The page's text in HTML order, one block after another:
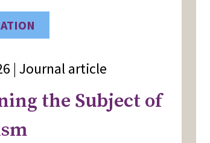
| Journal article
the Subject of